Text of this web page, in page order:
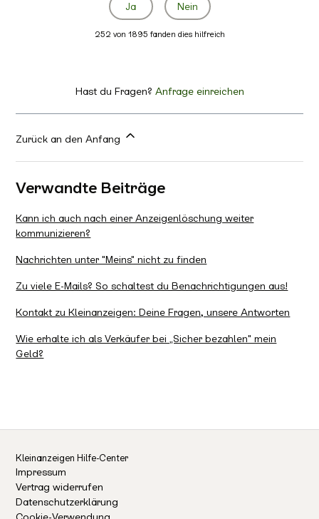
Ja Nein
252 von 1895 fanden dies hilfreich
Hast du Fragen? Anfrage einreichen
Zurück an den Anfang
Verwandte Beiträge
Kann ich auch nach einer Anzeigenlöschung weiter
kommunizieren?
Nachrichten unter "Meins" nicht zu finden
Zu viele E-Mails? So schaltest du Benachrichtigungen aus!
Kontakt zu Kleinanzeigen: Deine Fragen, unsere Antworten
Wie erhalte ich als Verkäufer bei „Sicher bezahlen" mein
Geld?
Kleinanzeigen Hilfe-Center
Impressum
Vertrag widerrufen
Datenschutzerklärung
Cookie-Verwendung